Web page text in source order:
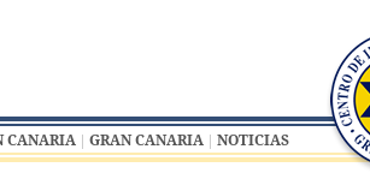
CANARIA GRAN CANARIA NOTICIAS